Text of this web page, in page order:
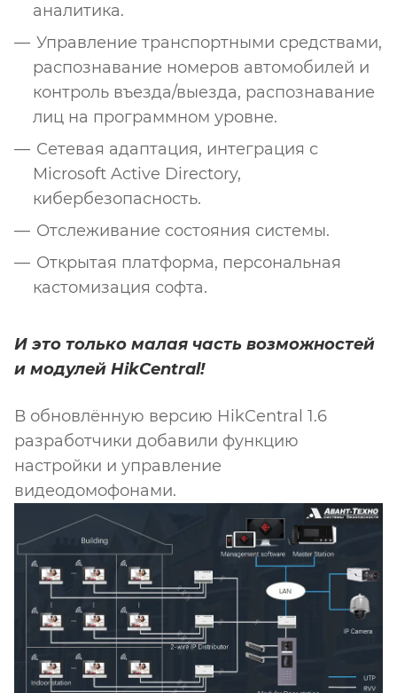
аналитика.
Управление транспортными средствами,
распознавание номеров автомобилей и
контроль въезда/выезда, распознавание
лиц на программном уровне.
Сетевая адаптация, интеграция с
Microsoft Active Directory,
кибербезопасность.
Отслеживание состояния системы.
Открытая платформа, персональная
кастомизация софта.
И это только малая часть возможностей
и модулей HikCentral!
В обновлённую версию HikCentral 1.6
разработчики добавили функцию
настройки и управление
видеодомофонами.